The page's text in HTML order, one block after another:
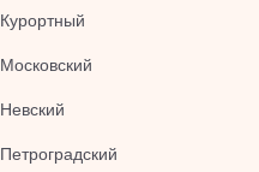
Курортный
Московский
Невский
Петроградский